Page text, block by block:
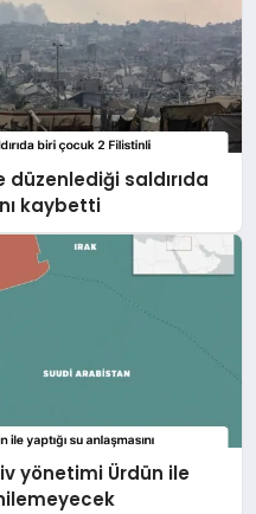
düzenlediği saldırıda
kaybetti
yönetimi Ürdün ile